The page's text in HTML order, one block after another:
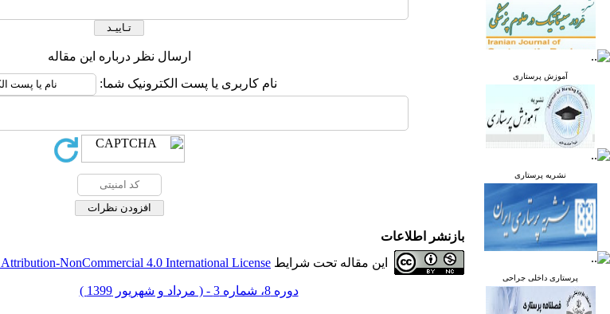
آموزش پرستاری
نشریه پرستاری
پرستاری داخلی جراحی
ارسال نظر درباره این مقاله
نام کاربری یا پست الکترونیک شما:
بازنشر اطلاعات
این مقاله تحت شرایط NonCommercial 4.0 International License
دوره 8، شماره 3 - ( مرداد و شهریور 1399 )